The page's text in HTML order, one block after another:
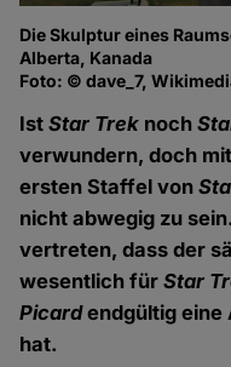
Die Skulptur eines
Alberta, Kanada
Foto: © dave_7,
IstStar Trek noch
verwundern, doch
ersten Staffel von
nicht abwegig zu
vertreten, dass der
wesentlich fürStar
Picardendgültig eine
hat.